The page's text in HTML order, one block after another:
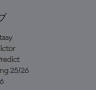
25/26